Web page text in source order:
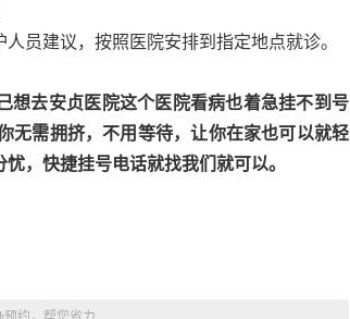
员建议，按照医院安排到指定地点就诊。
想去安贞医院这个医院看病也着急挂不到号
无需拥挤，不用等待，让你在家也可以就轻
，快捷挂号电话就找我们就可以。